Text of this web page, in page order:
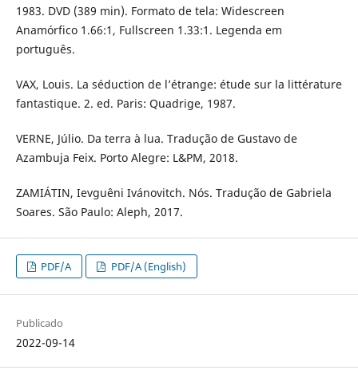
1983. DVD (389 min). Formato de tela: Widescreen
Anamórfico 1.66:1, Fullscreen 1.33:1. Legenda em
português.
VAX, Louis. La séduction de l’étrange: étude sur la littérature
fantastique. 2. ed. Paris: Quadrige, 1987.
VERNE, Júlio. Da terra à lua. Tradução de Gustavo de
Azambuja Feix. Porto Alegre: L&PM, 2018.
ZAMIÁTIN, Ievguêni Ivánovitch. Nós. Tradução de Gabriela
Soares. São Paulo: Aleph, 2017.
PDF/A PDF/A (English)
Publicado
2022-09-14